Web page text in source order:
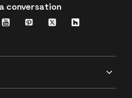
conversation